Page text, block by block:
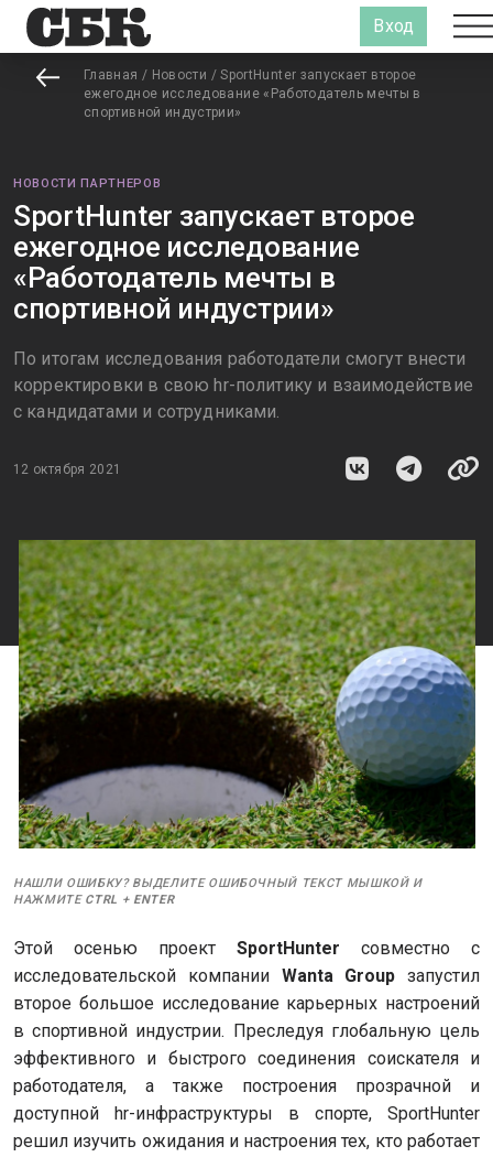
Вход
Главная / Новости / SportHunter запускает второе
ежегодное исследование «Работодатель мечты в
спортивной индустрии»
НОВОСТИ ПАРТНЕРОВ
SportHunter запускает второе
ежегодное исследование
«Работодатель мечты в
спортивной индустрии»
По итогам исследования работодатели смогут внести
корректировки в свою hr-политику и взаимодействие
с кандидатами и сотрудниками.
12 октября 2021
НАШЛИ ОШИБКУ? ВЫДЕЛИТЕ ОШИБОЧНЫЙ ТЕКСТ МЫШКОЙ И
НАЖМИТЕ CTRL + ENTER
Этой осенью проект SportHunter совместно с
исследовательской компании Wanta Group запустил
второе большое исследование карьерных настроений
в спортивной индустрии. Преследуя глобальную цель
эффективного и быстрого соединения соискателя и
работодателя, а также построения прозрачной и
доступной hr-инфраструктуры в спорте, SportHunter
решил изучить ожидания и настроения тех, кто работает